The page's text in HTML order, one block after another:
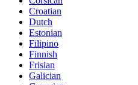
Croatian
Dutch
Estonian
Filipino
Finnish
Frisian
Galician